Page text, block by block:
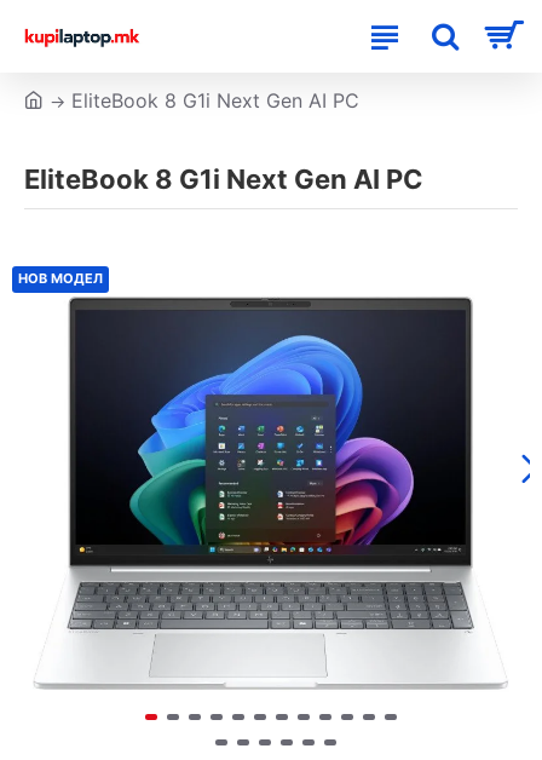
EliteBook 8 G1i Next Gen AI PC
EliteBook 8 G1i Next Gen AI PC
НОВ МОДЕЛ